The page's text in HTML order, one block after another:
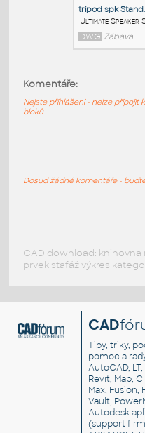
Display stand
DWG
DWG
Komentáře:
Nejste přihlášeni - nelze připojit
bloků
Dosud žádné komentáře -
CAD download:
prvek stafáž výkres
CAD
Tipy, triky,
pomoc a
AutoCAD,
Revit, Map,
Max, Fusion,
Vault,
Autodesk
(support